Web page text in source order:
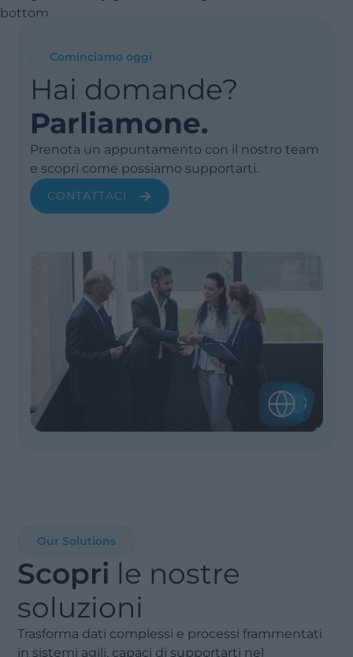
Cominciamo oggi
Hai domande?
Parliamone.
Prenota un appuntamento con il nostro team
e scopri come possiamo supportarti.
CONTATTACI
Our Solutions
Scopri le nostre
soluzioni
Trasforma dati complessi e processi frammentati
in sistemi agili, capaci di supportarti nel